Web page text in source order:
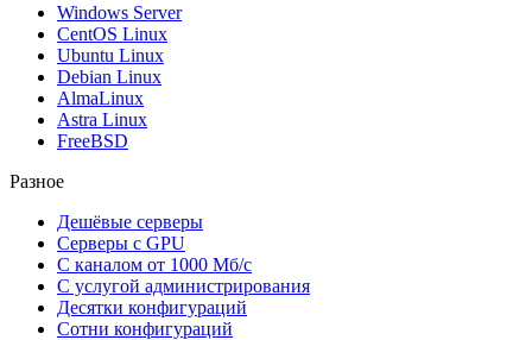
Windows Server
CentOS Linux
Ubuntu Linux
Debian Linux
AlmaLinux
Astra Linux
FreeBSD
Разное
Дешёвые серверы
Серверы с GPU
С каналом от 1000 Мб/с
С услугой администрирования
Десятки конфигураций
Сотни конфигураций